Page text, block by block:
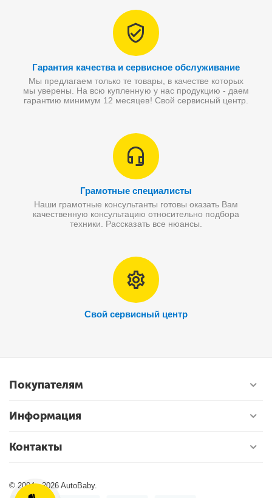
Гарантия качества и сервисное обслуживание
Мы предлагаем только те товары, в качестве которых
мы уверены. На всю купленную у нас продукцию - даем
гарантию минимум 12 месяцев! Свой сервисный центр.
Грамотные специалисты
Наши грамотные консультанты готовы оказать Вам
качественную консультацию относительно подбора
техники. Рассказать все нюансы.
Свой сервисный центр
Покупателям
Информация
Контакты
© 2004 - 2026 AutoBaby.